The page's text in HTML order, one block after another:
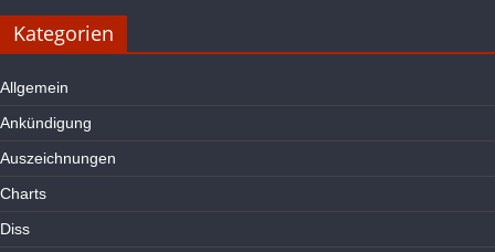
Kategorien
Allgemein
Ankündigung
Auszeichnungen
Charts
Diss